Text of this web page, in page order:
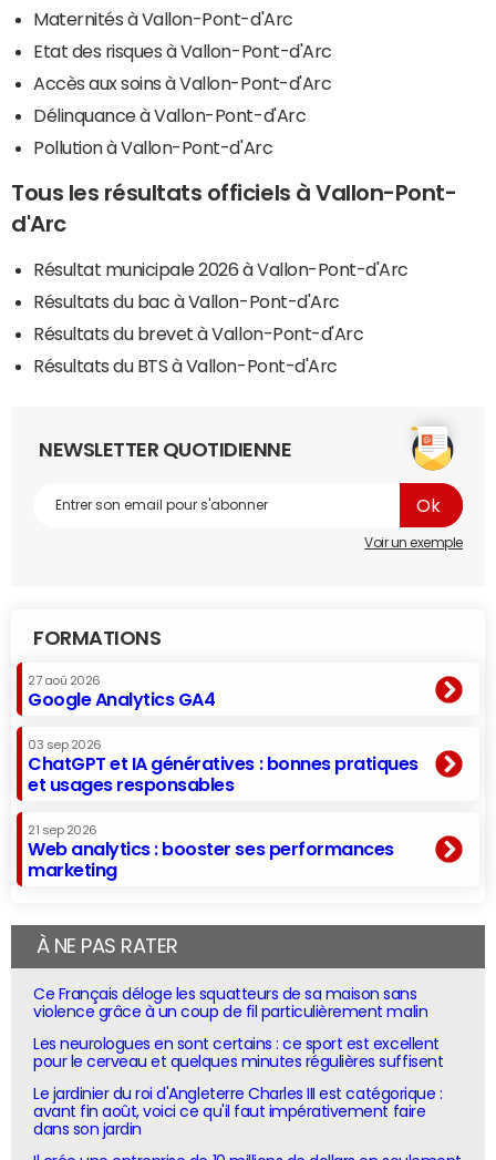
Maternités à Vallon-Pont-d'Arc
Etat des risques à Vallon-Pont-d'Arc
Accès aux soins à Vallon-Pont-d'Arc
Délinquance à Vallon-Pont-d'Arc
Pollution à Vallon-Pont-d'Arc
Tous les résultats officiels à Vallon-Pont-
d'Arc
Résultat municipale 2026 à Vallon-Pont-d'Arc
Résultats du bac à Vallon-Pont-d'Arc
Résultats du brevet à Vallon-Pont-d'Arc
Résultats du BTS à Vallon-Pont-d'Arc
NEWSLETTER QUOTIDIENNE
Voir un exemple
FORMATIONS
27 aoû 2026
Google Analytics GA4
03 sep 2026
ChatGPT et IA génératives : bonnes pratiques
et usages responsables
21 sep 2026
Web analytics : booster ses performances
marketing
À NE PAS RATER
Ce Français déloge les squatteurs de sa maison sans
violence grâce à un coup de fil particulièrement malin
Les neurologues en sont certains : ce sport est excellent
pour le cerveau et quelques minutes régulières suffisent
Le jardinier du roi d'Angleterre Charles III est catégorique :
avant fin août, voici ce qu'il faut impérativement faire
dans son jardin